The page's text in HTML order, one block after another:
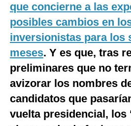
Notas Contratadas
Podcast
Gestión TV
Videos
Fotogalerías
que concierne a las
posibles cambios en
inversionistas para los
meses. Y es que, tras
preliminares que no
avizorar los nombres
candidatos que
vuelta presidencial, los